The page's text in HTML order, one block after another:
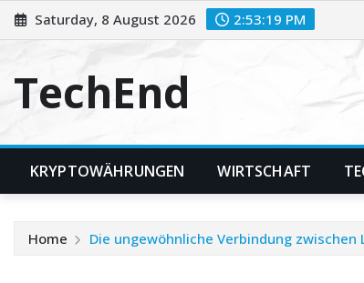
Skip
to
Saturday, 8 August 2026 2:53:20 PM
TechEnd
KRYPTOWÄHRUNGEN WIRTSCHAFT
Home Die ungewöhnliche Verbindung